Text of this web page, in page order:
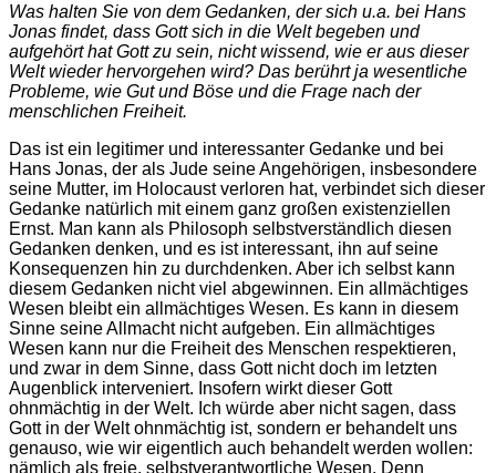
Was halten Sie von dem Gedanken, der sich u.a. bei Hans
Jonas findet, dass Gott sich in die Welt begeben und
aufgehört hat Gott zu sein, nicht wissend, wie er aus dieser
Welt wieder hervorgehen wird? Das berührt ja wesentliche
Probleme, wie Gut und Böse und die Frage nach der
menschlichen Freiheit.
Das ist ein legitimer und interessanter Gedanke und bei
Hans Jonas, der als Jude seine Angehörigen, insbesondere
seine Mutter, im Holocaust verloren hat, verbindet sich dieser
Gedanke natürlich mit einem ganz großen existenziellen
Ernst. Man kann als Philosoph selbstverständlich diesen
Gedanken denken, und es ist interessant, ihn auf seine
Konsequenzen hin zu durchdenken. Aber ich selbst kann
diesem Gedanken nicht viel abgewinnen. Ein allmächtiges
Wesen bleibt ein allmächtiges Wesen. Es kann in diesem
Sinne seine Allmacht nicht aufgeben. Ein allmächtiges
Wesen kann nur die Freiheit des Menschen respektieren,
und zwar in dem Sinne, dass Gott nicht doch im letzten
Augenblick interveniert. Insofern wirkt dieser Gott
ohnmächtig in der Welt. Ich würde aber nicht sagen, dass
Gott in der Welt ohnmächtig ist, sondern er behandelt uns
genauso, wie wir eigentlich auch behandelt werden wollen:
nämlich als freie, selbstverantwortliche Wesen. Denn